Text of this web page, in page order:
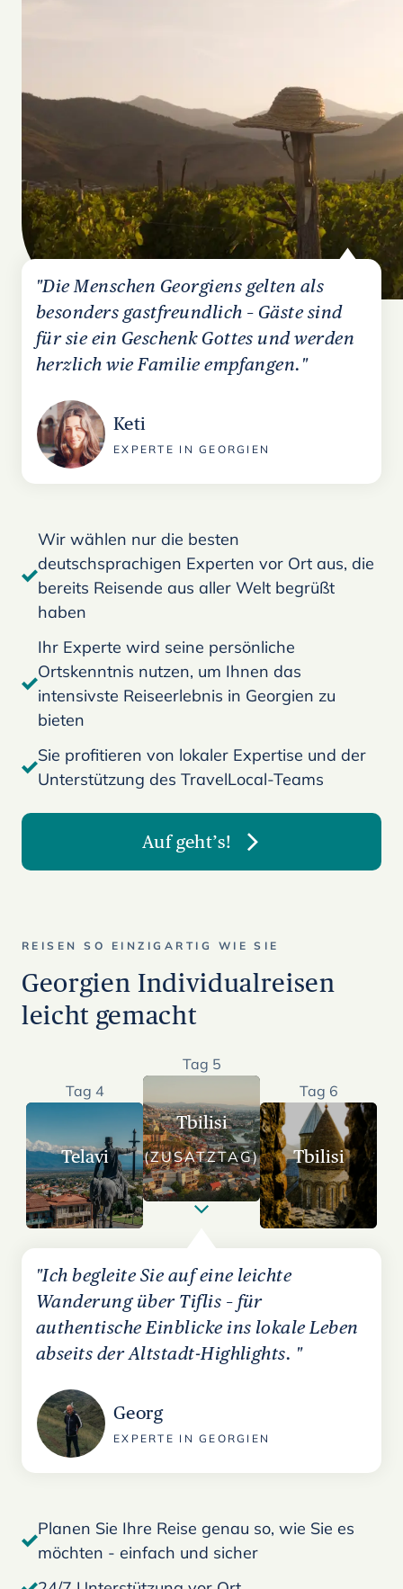
"Die Menschen Georgiens gelten als
besonders gastfreundlich – Gäste sind
für sie ein Geschenk Gottes und werden
herzlich wie Familie empfangen."
Keti
EXPERTE IN GEORGIEN
Wir wählen nur die besten
deutschsprachigen Experten vor Ort aus, die
bereits Reisende aus aller Welt begrüßt
haben
Ihr Experte wird seine persönliche
Ortskenntnis nutzen, um Ihnen das
intensivste Reiseerlebnis in Georgien zu
bieten
Sie profitieren von lokaler Expertise und der
Unterstützung des TravelLocal-Teams
Auf geht’s!
REISEN SO EINZIGARTIG WIE SIE
Georgien Individualreisen
leicht gemacht
Tag 4
Telavi
Tag 5
Tbilisi
(ZUSATZTAG)
Tag 6
Tbilisi
"Ich begleite Sie auf eine leichte
Wanderung über Tiflis – für
authentische Einblicke ins lokale Leben
abseits der Altstadt-Highlights. "
Georg
EXPERTE IN GEORGIEN
Planen Sie Ihre Reise genau so, wie Sie es
möchten - einfach und sicher